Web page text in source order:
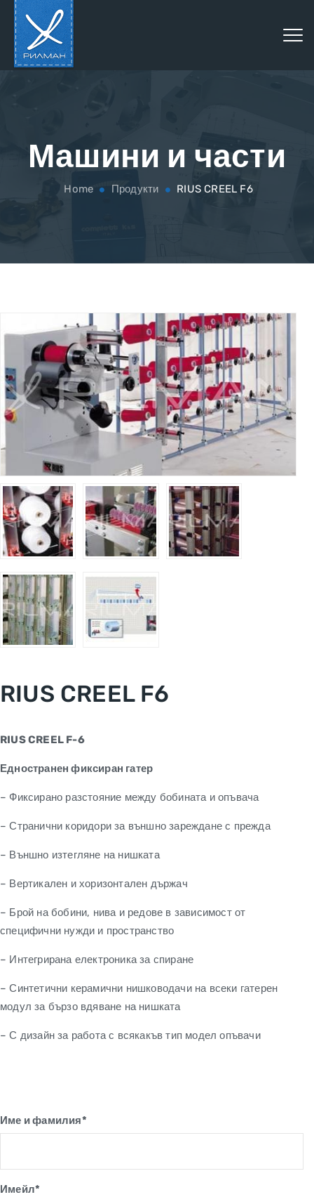
Машини и части
Home Продукти RIUS CREEL F6
RIUS CREEL F6
RIUS CREEL F-6
Едностранен фиксиран гатер
– Фиксирано разстояние между бобината и опъвача
– Странични коридори за външно зареждане с прежда
– Външно изтегляне на нишката
– Вертикален и хоризонтален държач
– Брой на бобини, нива и редове в зависимост от
специфични нужди и пространство
– Интегрирана електроника за спиране
– Синтетични керамични нишководачи на всеки гатерен
модул за бързо вдяване на нишката
– С дизайн за работа с всякакъв тип модел опъвачи
Име и фамилия*
Имейл*